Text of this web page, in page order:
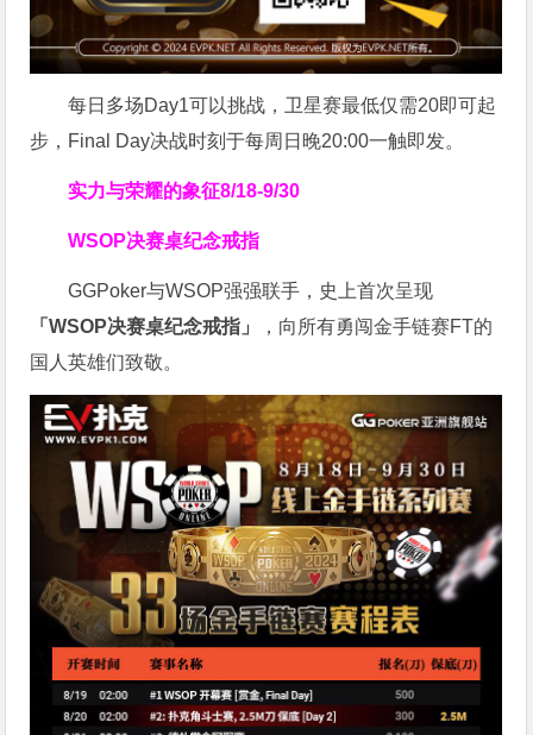
每日多场Day1可以挑战，卫星赛最低仅需20即可起
步，Final Day决战时刻于每周日晚20:00一触即发。
实力与荣耀的象征8/18-9/30
WSOP决赛桌纪念戒指
GGPoker与WSOP强强联手，史上首次呈现
「WSOP决赛桌纪念戒指」
，向所有勇闯金手链赛FT的
国人英雄们致敬。